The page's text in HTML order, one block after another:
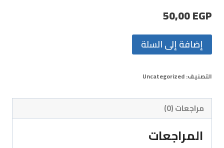
50,00EGP
إضافة إلى السلة
التصنيف:Uncategorized
مراجعات (0)
المراجعات